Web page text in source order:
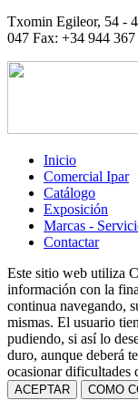
Txomin Egileor, 54 -
047 Fax: +34 944
Inicio
Comercial Ipar
Catálogo
Exposición
Marcas -
Contactar
Este sitio web utiliza
información con la
continua navegando,
mismas. El usuario
pudiendo, si así lo
duro, aunque deberá
ocasionar dificultades